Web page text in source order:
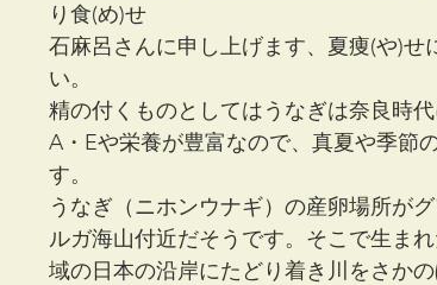
り食(め)せ
石麻呂さんに申し上げます、夏痩(や)
い。
精の付くものとしてはうなぎは奈良時
A・Eや栄養が豊富なので、真夏や季節
す。
うなぎ（ニホンウナギ）の産卵場所が
ルガ海山付近だそうです。そこで生ま
域の日本の沿岸にたどり着き川をさか